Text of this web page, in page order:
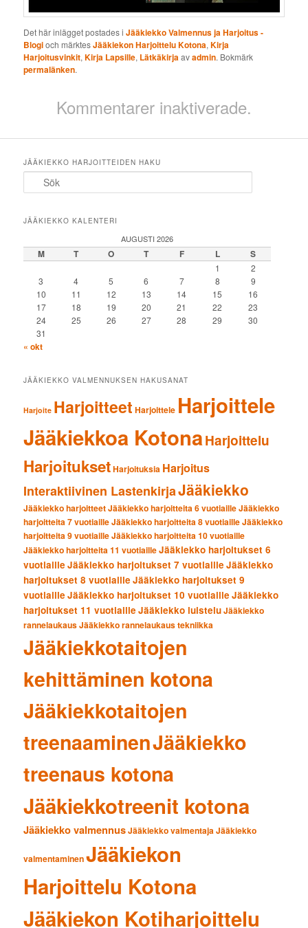
Det här inlägget postades iJääkiekko Valmennus ja Harjoitus -
Blogioch märktesJääkiekon Harjoittelu Kotona,Kirja
Harjoitusvinkit,Kirja Lapsille, Lätkäkirjaavadmin. Bokmärk
permalänken.
Kommentarer inaktiverade.
JÄÄKIEKKO HARJOITTEIDEN HAKU
JÄÄKIEKKO KALENTERI
AUGUSTI 2026
M T O T F L S
1
2
3
4 5 6 7 8
9
10
11 12 13 14 15
16
17
18 19 20 21 22
23
24
25 26 27 28 29
30
31
« okt
JÄÄKIEKKO VALMENNUKSEN HAKUSANAT
Harjoite Harjoitteet Harjoittele Harjoittele
Jääkiekkoa KotonaHarjoittelu
HarjoituksetHarjoituksia Harjoitus
Interaktiivinen LastenkirjaJääkiekko
Jääkiekko harjoitteetJääkiekko harjoitteita 6 vuotiailleJääkiekko
harjoitteita 7 vuotiailleJääkiekko harjoitteita 8 vuotiailleJääkiekko
harjoitteita 9 vuotiailleJääkiekko harjoitteita 10 vuotiaille
Jääkiekko harjoitteita 11 vuotiailleJääkiekko harjoitukset 6
vuotiaille Jääkiekko harjoitukset 7 vuotiaille Jääkiekko
harjoitukset 8 vuotiaille Jääkiekko harjoitukset 9
vuotiaille Jääkiekko harjoitukset 10 vuotiaille Jääkiekko
harjoitukset 11 vuotiaille Jääkiekko luisteluJääkiekko
rannelaukausJääkiekko rannelaukaus tekniikka
Jääkiekkotaitojen
kehittäminen kotona
Jääkiekkotaitojen
treenaaminenJääkiekko
treenaus kotona
Jääkiekkotreenit kotona
Jääkiekko valmennusJääkiekko valmentajaJääkiekko
valmentaminenJääkiekon
Harjoittelu Kotona
Jääkiekon Kotiharjoittelu